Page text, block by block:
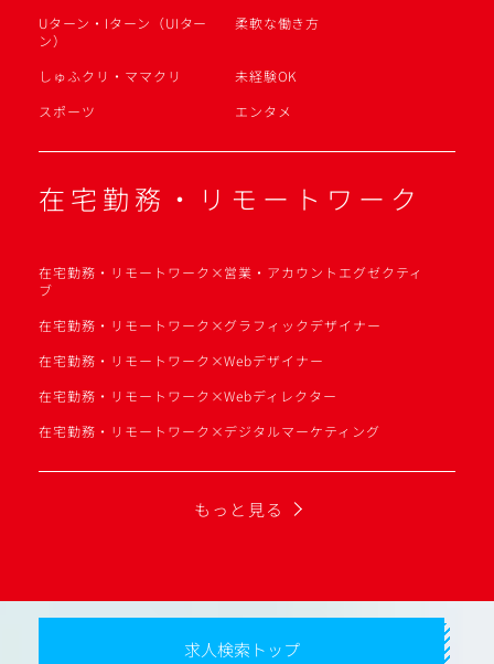
Uターン・Iターン（UIター
ン）
柔軟な働き方
しゅふクリ・ママクリ
未経験OK
スポーツ
エンタメ
在宅勤務・リモートワーク
在宅勤務・リモートワーク×営業・アカウントエグゼクティ
ブ
在宅勤務・リモートワーク×グラフィックデザイナー
在宅勤務・リモートワーク×Webデザイナー
在宅勤務・リモートワーク×Webディレクター
在宅勤務・リモートワーク×デジタルマーケティング
もっと見る
求人検索トップ